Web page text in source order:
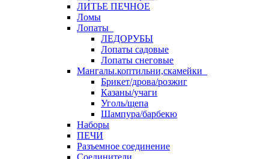
ЛИТЬЕ ПЕЧНОЕ
Ломы
Лопаты
ЛЕДОРУБЫ
Лопаты садовые
Лопаты снеговые
Мангалы.коптильни,скамейки
Брикет/дрова/розжиг
Казаны/учаги
Уголь/щепа
Шампура/барбекю
Наборы
ПЕЧИ
Разъемное соединение
Соединители